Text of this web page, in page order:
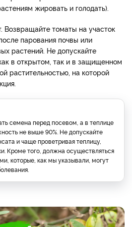
жировать и голодать).
Возвращайте томаты на участок
парования почвы или
растений. Не допускайте
в открытом, так и в защищенном
растительностью, на которой
семена перед посевом, а в теплице
не выше 90%. Не допускайте
и чаще проветривая теплицу,
Кроме того, должна осуществляться
которые, как мы указывали, могут